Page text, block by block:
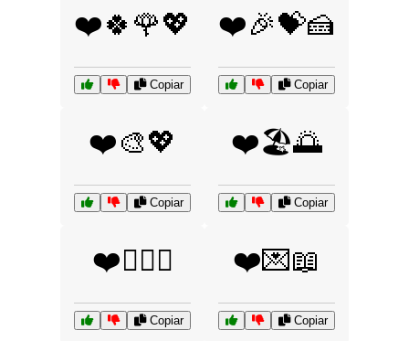
❤️🍀🌹💖
Copiar
❤️🎉💝🍰
Copiar
❤️🎨💖
Copiar
❤️🏖️🌅
Copiar
❤️👩‍❤️‍👨
Copiar
❤️💌📖
Copiar